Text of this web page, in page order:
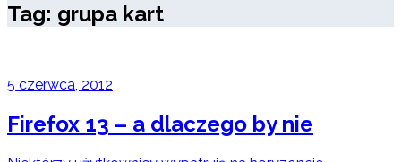
Tag: grupa kart
5 czerwca, 2012
Firefox 13 – a dlaczego by nie